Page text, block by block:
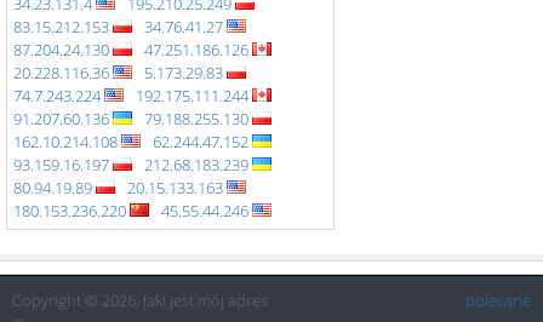
83.15.212.153
34.76.41.27
87.204.24.130
47.251.186.126
20.228.116.36
5.173.29.83
74.7.243.224
192.175.111.244
91.207.60.136
79.188.255.130
162.10.214.108
62.244.47.152
93.159.16.197
212.68.183.239
80.94.19.89
20.15.133.163
180.153.236.220
45.55.44.246
Copyright © 2026, Jaki jest mój adres
polecane